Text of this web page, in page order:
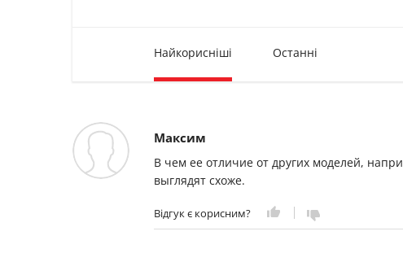
Найкорисніші Останні
Максим
В чем ее отличие от других моделей,
выглядят схоже.
Відгук є корисним?